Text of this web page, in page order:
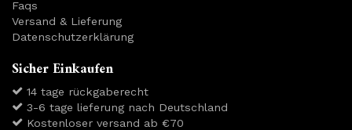
Faqs
Versand & Lieferung
Datenschutzerklärung
Sicher Einkaufen
14 tage rückgaberecht
3-6 tage lieferung nach Deutschland
Kostenloser versand ab €70